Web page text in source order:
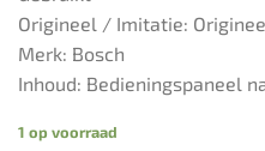
Origineel / Imitatie:
Merk: Bosch
Inhoud: Bedieningspaneel
1 op voorraad